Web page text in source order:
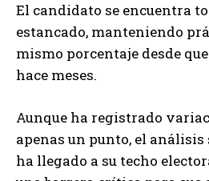
El candidato se encuentra
estancado, manteniendo
mismo porcentaje desde
hace meses.
Aunque ha registrado
apenas un punto, el análisis
ha llegado a su techo